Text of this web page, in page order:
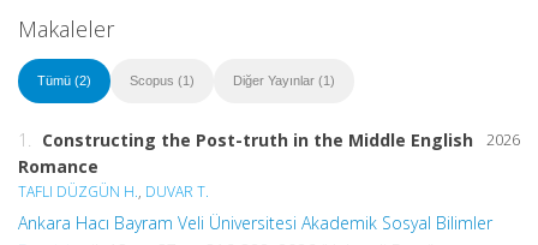
Makaleler
Tümü (2) Scopus (1) Diğer Yayınlar (1)
2026
1.
Constructing the Post-truth in the Middle English
Romance
TAFLI DÜZGÜN H., DUVAR T.
Ankara Hacı Bayram Veli Üniversitesi Akademik Sosyal Bilimler